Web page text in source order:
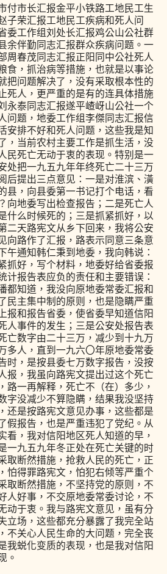
付市长汇报金平小铁路工地民工生
子荣汇报工地民工疾病和死人问
委工作组刘处长汇报鸡公山公社群
余伴勤同志汇报群众疾病问题。一
周春茂同志汇报正阳同中公社死人
食，抓治病等措施，也就是以事论
把问题解决了，没有采取根本性的
死人，更严重的是有的连具体措施
永泰同志汇报遂平嵖岈山公社一个
问题，地委工作组李傑同志汇报信
安排不好和死人问题，这些我是知
，当前农村主要工作是抓生活，没
民死亡无动于衷的表现。特别是一
处把一九五九年年终死亡二十三万
后提出三点意见：一是对淮滨、潢
县，向县委第一书记打个电话，看
向地委写出检查报告；二是死亡人
什么时候死的；三是抓紧抓好，以
二天路宪文从乡下回来，我将公安
向路作了汇报，路表示同意三条意
午通知韩仁秉到地委，我向韩说：
抓好，写个材料，地委好给省委报
计报告表应负的责任和主要错误：
都知道，我没向原地委常委汇报和
民主集中制的原则，也是隐瞒严重
报和报告省委，使省委早知道信阳
人事件的发生；三是公安处报告表
亡数字由二十三万，减少到十九万
多人，直到一九六〇年原地委常委
时，是按县委七万数字报告，没按
报，我虽向路宪文提出过这个死亡
路一再解释，死亡不（在）多少，
字没减少不算隐瞒，结果我没坚持
还是按路宪文意见办事，这些都是
假报告，也是严重违犯了党纪。从
看，我对信阳地区死人知道的早，
一九五九年冬正处在死亡关键的时
取断然措施，抢救人民的死亡，正
怕得罪路宪文，怕犯右倾等严重个
取断然措施，不坚持党的原则，不
人好事，不交原地委常委讨论，不
动于衷。我与路宪文意见，虽有分
立场，这些都充分暴露了我完全站
不关心人民生命的大问题，完全丧
我蜕化变质的表现，也是我对信阳
。